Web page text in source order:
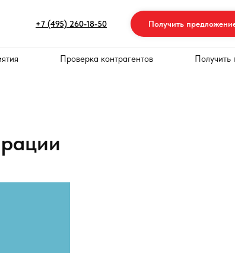
+7 (495) 260-18-50 Получить
Проверка контрагентов
Получить